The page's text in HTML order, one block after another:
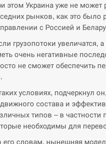
этом Украина уже не может
рынков, как это было
с Россией и
грузопотоки увеличатся,
очень негативные
не сможет обеспечить
условиях, подчеркнул
состава и
типов – в частности
необходимы для
его словам, нынешняя